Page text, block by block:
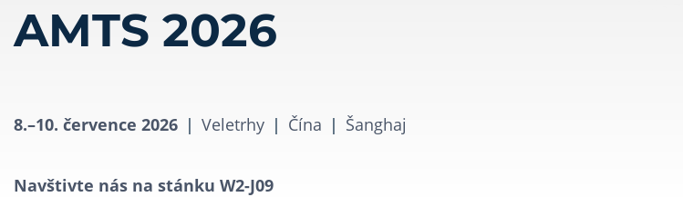
AMTS 2026
8.–10. července 2026 | Veletrhy | Čína | Šanghaj
Navštivte nás na stánku W2-J09